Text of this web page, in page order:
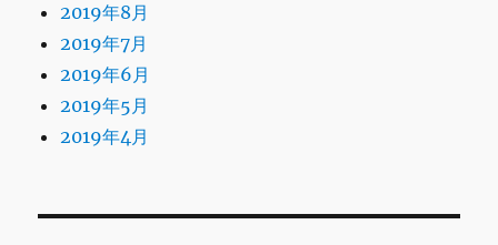
2019年8月
2019年7月
2019年6月
2019年5月
2019年4月